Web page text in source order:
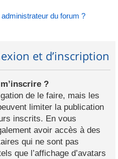
du forum ?
et d’inscription
?
de le faire, mais les
limiter la publication
inscrits. En vous
avoir accès à des
qui ne sont pas
que l’affichage d’avatars